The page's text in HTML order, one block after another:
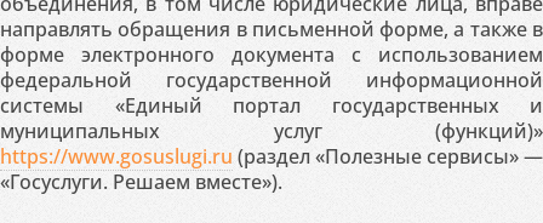
направлять обращения в письменной форме, а также в
форме электронного документа с использованием
федеральной государственной информационной
системы «Единый портал государственных и
муниципальных услуг (функций)»
https://www.gosuslugi.ru (раздел «Полезные сервисы» —
«Госуслуги. Решаем вместе»).